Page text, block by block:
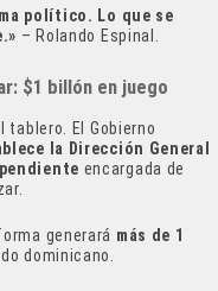
político. Lo que se
– Rolando Espinal.
$1 billón en juego
tablero. El Gobierno
la Dirección General
encargada de
generará más de 1
dominicano.